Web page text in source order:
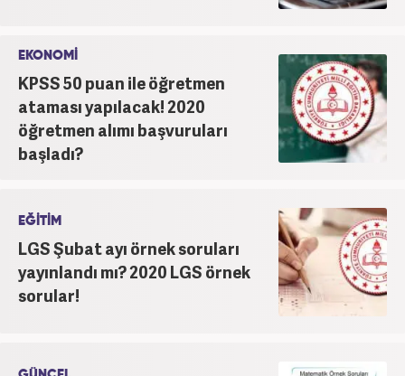
EKONOMİ
KPSS 50 puan ile öğretmen
ataması yapılacak! 2020
öğretmen alımı başvuruları
başladı?
EĞİTİM
LGS Şubat ayı örnek soruları
yayınlandı mı? 2020 LGS örnek
sorular!